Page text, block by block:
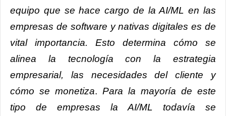
equipo que se hace cargo de la AI/ML en las
empresas de software y nativas digitales es de
vital importancia. Esto determina cómo se
alinea la tecnología con la estrategia
empresarial, las necesidades del cliente y
cómo se monetiza. Para la mayoría de este
tipo de empresas la AI/ML todavía se